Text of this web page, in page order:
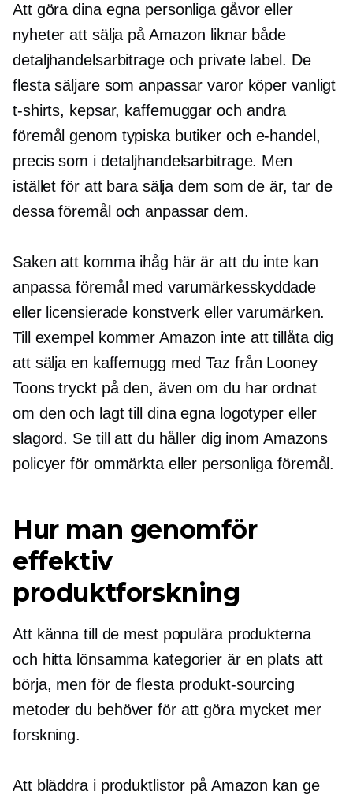
Att göra dina egna personliga gåvor eller
nyheter att sälja på Amazon liknar både
detaljhandelsarbitrage och private label. De
flesta säljare som anpassar varor köper vanligt
t-shirts, kepsar, kaffemuggar och andra
föremål genom typiska butiker och e-handel,
precis som i detaljhandelsarbitrage. Men
istället för att bara sälja dem som de är, tar de
dessa föremål och anpassar dem.
Saken att komma ihåg här är att du inte kan
anpassa föremål med varumärkesskyddade
eller licensierade konstverk eller varumärken.
Till exempel kommer Amazon inte att tillåta dig
att sälja en kaffemugg med Taz från Looney
Toons tryckt på den, även om du har ordnat
om den och lagt till dina egna logotyper eller
slagord. Se till att du håller dig inom Amazons
policyer för ommärkta eller personliga föremål.
Hur man genomför
effektiv
produktforskning
Att känna till de mest populära produkterna
och hitta lönsamma kategorier är en plats att
börja, men för de flesta produkt-sourcing
metoder du behöver för att göra mycket mer
forskning.
Att bläddra i produktlistor på Amazon kan ge